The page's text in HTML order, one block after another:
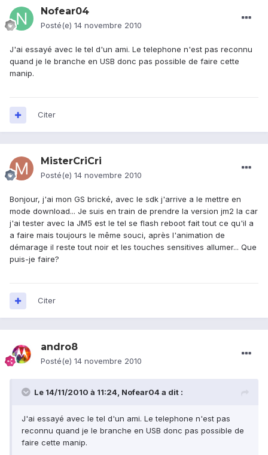
Nofear04
Posté(e) 14 novembre 2010
J'ai essayé avec le tel d'un ami. Le telephone n'est pas reconnu
quand je le branche en USB donc pas possible de faire cette
manip.
Citer
MisterCriCri
Posté(e) 14 novembre 2010
Bonjour, j'ai mon GS brické, avec le sdk j'arrive a le mettre en
mode download... Je suis en train de prendre la version jm2 la car
j'ai tester avec la JM5 est le tel se flash reboot fait tout ce qu'il a
a faire mais toujours le même souci, après l'animation de
démarage il reste tout noir et les touches sensitives allumer... Que
puis-je faire?
Citer
andro8
Posté(e) 14 novembre 2010
Le 14/11/2010 à 11:24, Nofear04 a dit :
J'ai essayé avec le tel d'un ami. Le telephone n'est pas
reconnu quand je le branche en USB donc pas possible de
faire cette manip.